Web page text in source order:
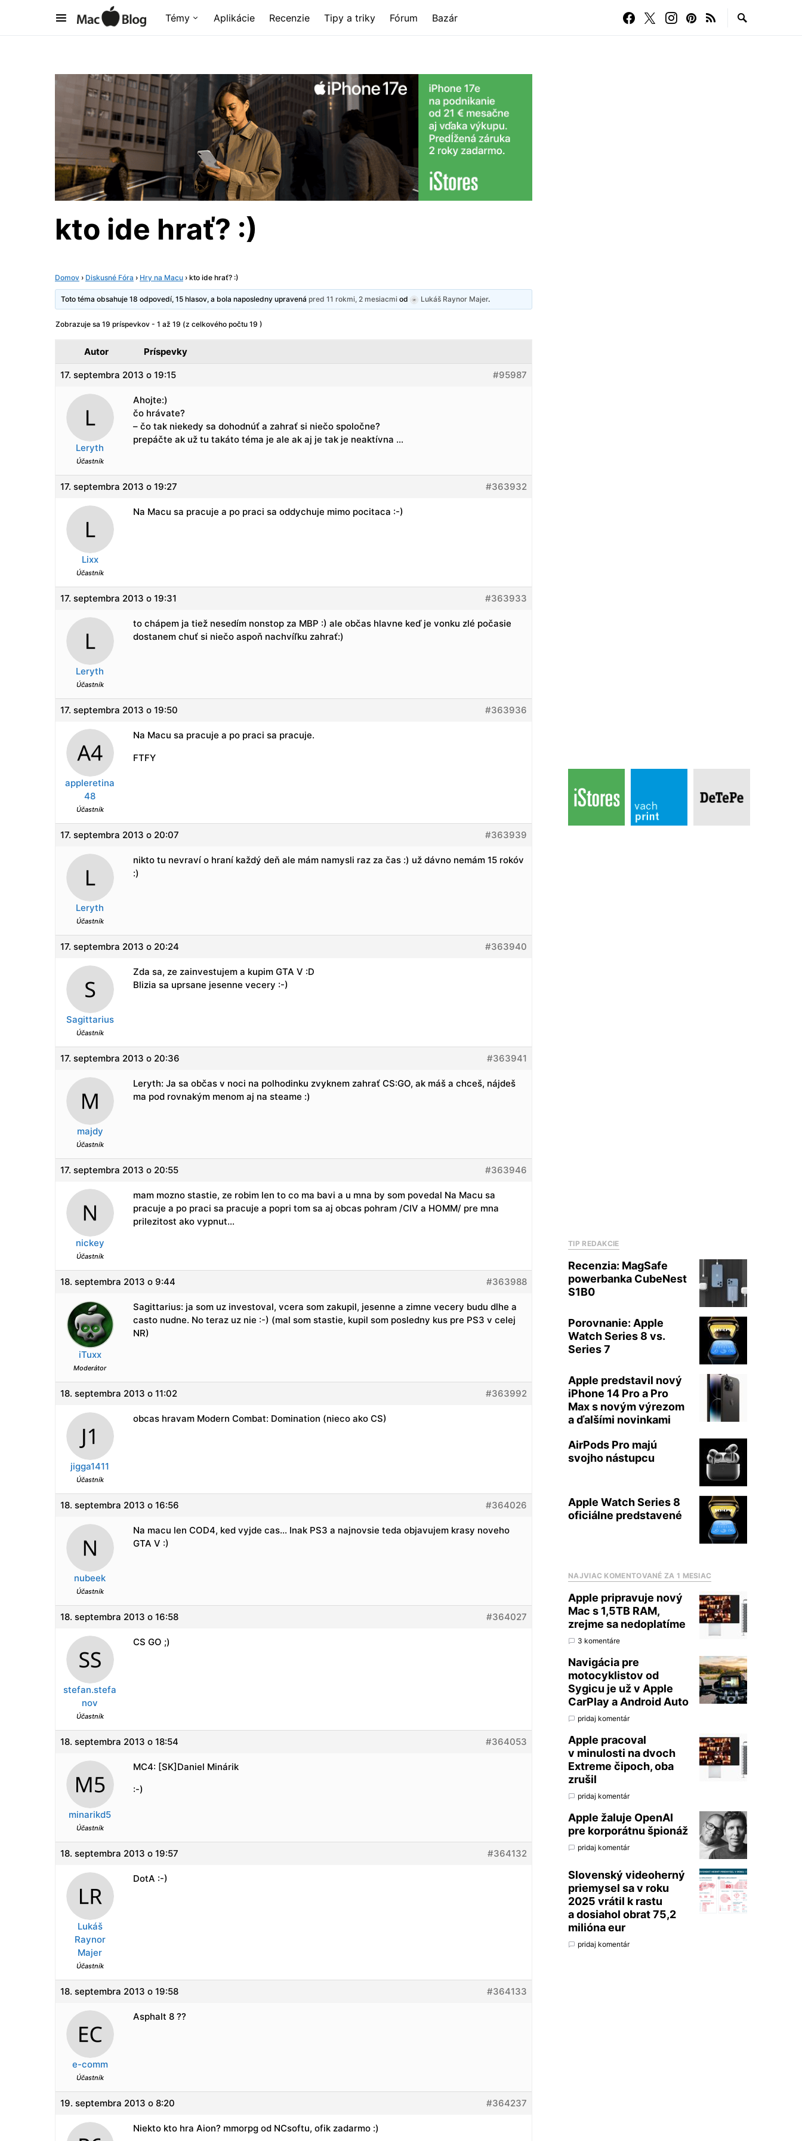
Témy Aplikácie Recenzie Tipy a triky Fórum Bazár
kto ide hrať? :)
Domov › Diskusné Fóra › Hry na Macu › kto ide hrať? :)
Toto téma obsahuje 18 odpovedí, 15 hlasov, a bola naposledny upravenápred 11 rokmi, 2 mesiacmi od Lukáš Raynor Majer.
Zobrazuje sa 19 príspevkov - 1 až 19 (z celkového počtu 19 )
Autor Príspevky
17. septembra 2013 o 19:15 #95987
Leryth
Účastník
Ahojte:)
čo hrávate?
– čo tak niekedy sa dohodnúť a zahrať si niečo spoločne?
prepáčte ak už tu takáto téma je ale ak aj je tak je neaktívna …
17. septembra 2013 o 19:27 #363932
Lixx
Účastník
Na Macu sa pracuje a po praci sa oddychuje mimo pocitaca :-)
17. septembra 2013 o 19:31 #363933
Leryth
Účastník
to chápem ja tiež nesedím nonstop za MBP :) ale občas hlavne keď je vonku zlé počasie
dostanem chuť si niečo aspoň nachvíľku zahrať:)
17. septembra 2013 o 19:50 #363936
appleretina
48
Účastník
Na Macu sa pracuje a po praci sa pracuje.
FTFY
17. septembra 2013 o 20:07 #363939
Leryth
Účastník
nikto tu nevraví o hraní každý deň ale mám namysli raz za čas :) už dávno nemám 15 rokóv
:)
17. septembra 2013 o 20:24 #363940
Sagittarius
Účastník
Zda sa, ze zainvestujem a kupim GTA V :D
Blizia sa uprsane jesenne vecery :-)
17. septembra 2013 o 20:36 #363941
majdy
Účastník
Leryth: Ja sa občas v noci na polhodinku zvyknem zahrať CS:GO, ak máš a chceš, nájdeš
ma pod rovnakým menom aj na steame :)
17. septembra 2013 o 20:55 #363946
nickey
Účastník
mam mozno stastie, ze robim len to co ma bavi a u mna by som povedal Na Macu sa
pracuje a po praci sa pracuje a popri tom sa aj obcas pohram /CIV a HOMM/ pre mna
prilezitost ako vypnut…
18. septembra 2013 o 9:44 #363988
iTuxx
Moderátor
Sagittarius: ja som uz investoval, vcera som zakupil, jesenne a zimne vecery budu dlhe a
casto nudne. No teraz uz nie :-) (mal som stastie, kupil som posledny kus pre PS3 v celej
NR)
18. septembra 2013 o 11:02 #363992
jigga1411
Účastník
obcas hravam Modern Combat: Domination (nieco ako CS)
18. septembra 2013 o 16:56 #364026
nubeek
Účastník
Na macu len COD4, ked vyjde cas… Inak PS3 a najnovsie teda objavujem krasy noveho
GTA V :)
18. septembra 2013 o 16:58 #364027
stefan.stefa
nov
Účastník
CS GO ;)
18. septembra 2013 o 18:54 #364053
minarikd5
Účastník
MC4: [SK]Daniel Minárik
:-)
18. septembra 2013 o 19:57 #364132
Lukáš
Raynor
Majer
Účastník
DotA :-)
18. septembra 2013 o 19:58 #364133
e-comm
Účastník
Asphalt 8 ??
19. septembra 2013 o 8:20 #364237
Niekto kto hra Aion? mmorpg od NCsoftu, ofik zadarmo :)
TIP REDAKCIE
Recenzia: MagSafe
powerbanka CubeNest
S1B0
Porovnanie: Apple
Watch Series 8 vs.
Series 7
Apple predstavil nový
iPhone 14 Pro a Pro
Max s novým výrezom
a ďalšími novinkami
AirPods Pro majú
svojho nástupcu
Apple Watch Series 8
oficiálne predstavené
NAJVIAC KOMENTOVANÉ ZA 1 MESIAC
Apple pripravuje nový
Mac s 1,5TB RAM,
zrejme sa nedoplatíme
3 komentáre
Navigácia pre
motocyklistov od
Sygicu je už v Apple
CarPlay a Android Auto
pridaj komentár
Apple pracoval
v minulosti na dvoch
Extreme čipoch, oba
zrušil
pridaj komentár
Apple žaluje OpenAI
pre korporátnu špionáž
pridaj komentár
Slovenský videoherný
priemysel sa v roku
2025 vrátil k rastu
a dosiahol obrat 75,2
milióna eur
pridaj komentár